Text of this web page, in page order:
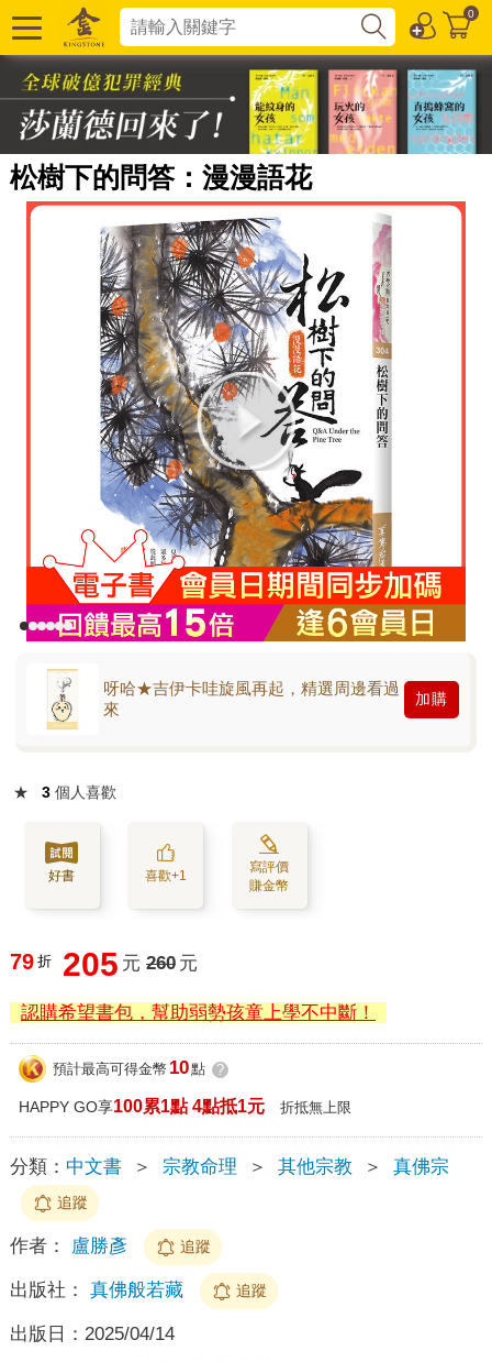
0
松樹下的問答：漫漫語花
呀哈★吉伊卡哇旋風再起，精選周邊看過
來
加購
★ 3 個人喜歡
好書 喜歡+1
寫評價
賺金幣
79 折 205 元 260 元
認購希望書包，幫助弱勢孩童上學不中斷！
預計最高可得金幣 10點 ?
HAPPY GO享100累1點 4點抵1元 折抵無上限
分類： 中文書 ＞ 宗教命理 ＞ 其他宗教 ＞ 真佛宗
追蹤
作者： 盧勝彥 追蹤
出版社： 真佛般若藏 追蹤
出版日： 2025/04/14